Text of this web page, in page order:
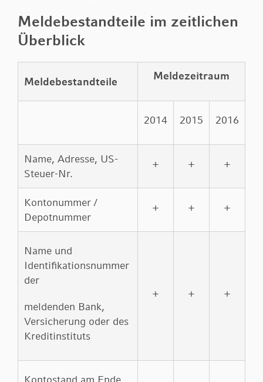
Meldebestandteile im zeitlichen
Überblick
Meldebestandteile Meldezeitraum
2014 2015 2016
Name, Adresse, US-
Steuer-Nr.
+ + +
Kontonummer /
Depotnummer
+ + +
Name und
Identifikationsnummer
der
meldenden Bank,
Versicherung oder des
Kreditinstituts
+ + +
Kontostand am Ende